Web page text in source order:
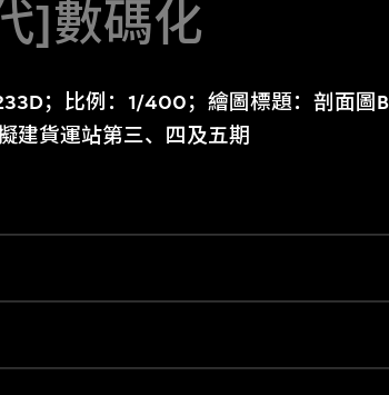
]數碼化
；比例：1/400；繪圖標題：剖面圖
建貨運站第三、四及五期